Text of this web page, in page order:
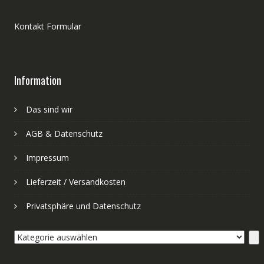
Kontakt Formular
Information
Das sind wir
AGB & Datenschutz
Impressum
Lieferzeit / Versandkosten
Privatsphäre und Datenschutz
Kategorie